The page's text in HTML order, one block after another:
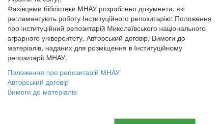
Фахівцями бібліотеки МНАУ розроблено документи, які
регламентують роботу Інституційного репозитарію: Положення
про інституційний репозитарій Миколаївського національного
аграрного університету, Авторський договір, Вимоги до
матеріалів, наданих для розміщення в Інституційному
репозитарії МНАУ.
Положення про репозитарій МНАУ
Авторський договір
Вимоги до матеріалів